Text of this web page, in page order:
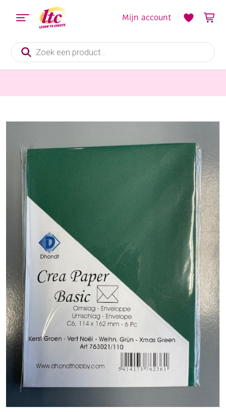
Producten
zoeken
Mijn account